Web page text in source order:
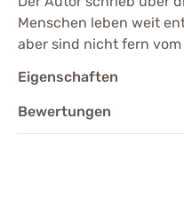
Menschen leben weit
aber sind nicht fern vom
Eigenschaften
Bewertungen